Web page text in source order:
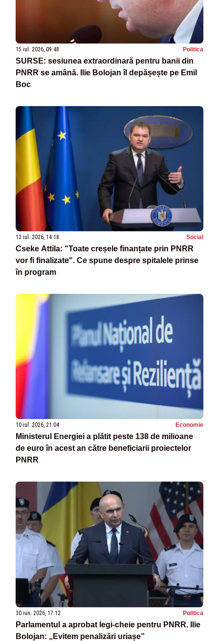
15 iul. 2026, 09:48 Politica
SURSE: sesiunea extraordinară pentru banii din
PNRR se amână. Ilie Bolojan îl depășește pe Emil
Boc
13 iul. 2026, 14:18 Social
Cseke Attila: "Toate creșele finanțate prin PNRR
vor fi finalizate". Ce spune despre spitalele prinse
în program
10 iul. 2026, 21:04 Economie
Ministerul Energiei a plătit peste 138 de milioane
de euro în acest an către beneficiarii proiectelor
PNRR
30 iun. 2026, 17:12 Politica
Parlamentul a aprobat legi-cheie pentru PNRR. Ilie
Bolojan: „Evitem penalizări uriașe”